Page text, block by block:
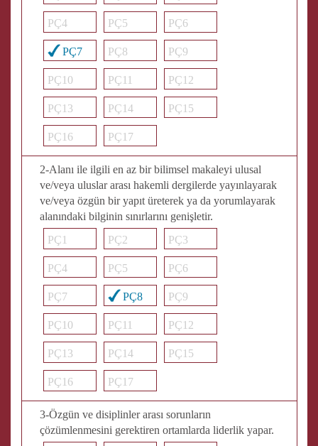
PÇ4 PÇ5 PÇ6
PÇ7 PÇ8 PÇ9
PÇ10 PÇ11 PÇ12
PÇ13 PÇ14 PÇ15
PÇ16 PÇ17
2-Alanı ile ilgili en az bir bilimsel makaleyi ulusal
ve/veya uluslar arası hakemli dergilerde yayınlayarak
ve/veya özgün bir yapıt üreterek ya da yorumlayarak
alanındaki bilginin sınırlarını genişletir.
PÇ1
PÇ2 PÇ3
PÇ4 PÇ5 PÇ6
PÇ7 PÇ8 PÇ9
PÇ10 PÇ11 PÇ12
PÇ13 PÇ14 PÇ15
PÇ16 PÇ17
3-Özgün ve disiplinler arası sorunların
çözümlenmesini gerektiren ortamlarda liderlik yapar.